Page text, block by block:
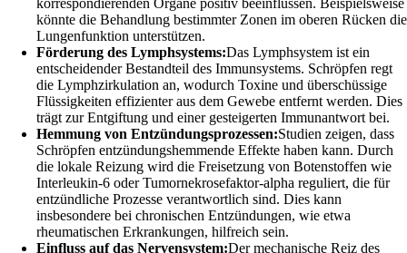
korrespondierenden Organe positiv beeinflussen. Beispielsweise
könnte die Behandlung bestimmter Zonen im oberen Rücken die
Lungenfunktion unterstützen.
Förderung des Lymphsystems:Das Lymphsystem ist ein
entscheidender Bestandteil des Immunsystems. Schröpfen regt
die Lymphzirkulation an, wodurch Toxine und überschüssige
Flüssigkeiten effizienter aus dem Gewebe entfernt werden. Dies
trägt zur Entgiftung und einer gesteigerten Immunantwort bei.
Hemmung von Entzündungsprozessen:Studien zeigen, dass
Schröpfen entzündungshemmende Effekte haben kann. Durch
die lokale Reizung wird die Freisetzung von Botenstoffen wie
Interleukin-6 oder Tumornekrosefaktor-alpha reguliert, die für
entzündliche Prozesse verantwortlich sind. Dies kann
insbesondere bei chronischen Entzündungen, wie etwa
rheumatischen Erkrankungen, hilfreich sein.
Einfluss auf das Nervensystem:Der mechanische Reiz des